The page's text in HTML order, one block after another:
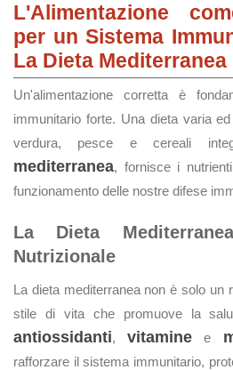
L'Alimentazione
per un Sistema
La Dieta Mediterranea
Un'alimentazione corretta è
immunitario forte. Una dieta varia
verdura, pesce e cereali
mediterranea, fornisce i
funzionamento delle nostre difese
La Dieta
Nutrizionale
La dieta mediterranea non è solo un
stile di vita che promuove la
antiossidanti,vitamine e
rafforzare il sistema immunitario,